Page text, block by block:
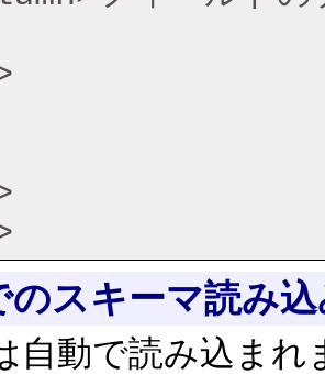
のスキーマ読み
自動で読み込まれ